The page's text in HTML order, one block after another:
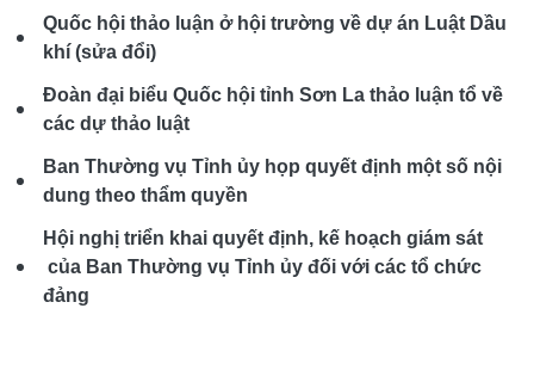
Quốc hội thảo luận ở hội trường về dự án Luật Dầu
khí (sửa đổi)
Đoàn đại biểu Quốc hội tỉnh Sơn La thảo luận tổ về
các dự thảo luật
Ban Thường vụ Tỉnh ủy họp quyết định một số nội
dung theo thẩm quyền
Hội nghị triển khai quyết định, kế hoạch giám sát
của Ban Thường vụ Tỉnh ủy đối với các tổ chức
đảng